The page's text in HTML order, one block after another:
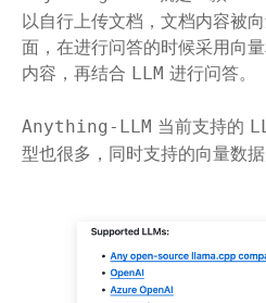
以自行上传文档，文档内容被
面，在进行问答的时候采用向
内容，再结合 LLM 进行问答。
Anything-LLM 当前支持的
型也很多，同时支持的向量数